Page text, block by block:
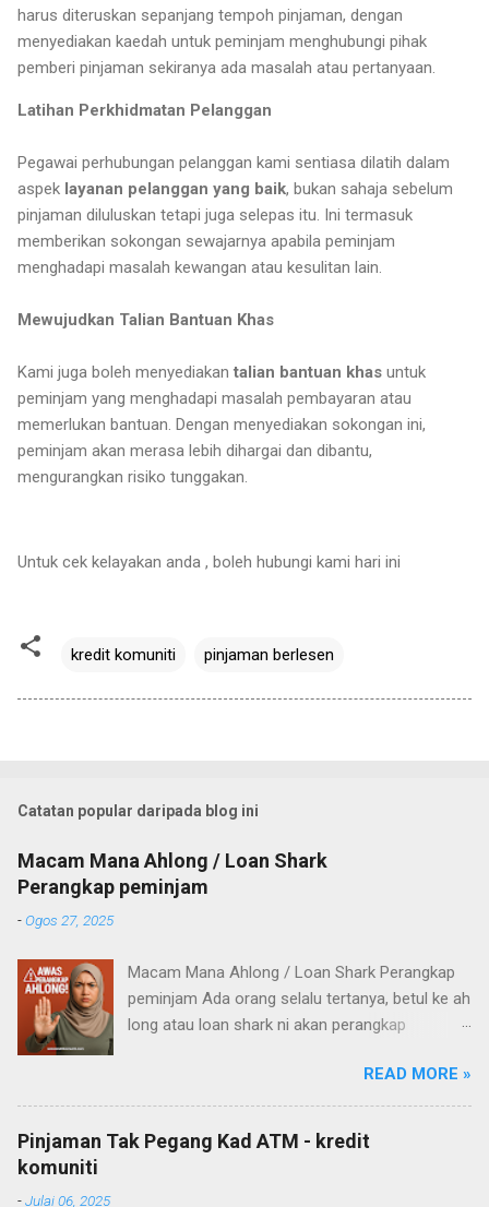
harus diteruskan sepanjang tempoh pinjaman, dengan
menyediakan kaedah untuk peminjam menghubungi pihak
pemberi pinjaman sekiranya ada masalah atau pertanyaan.
Latihan Perkhidmatan Pelanggan
Pegawai perhubungan pelanggan kami sentiasa dilatih dalam
aspek layanan pelanggan yang baik, bukan sahaja sebelum
pinjaman diluluskan tetapi juga selepas itu. Ini termasuk
memberikan sokongan sewajarnya apabila peminjam
menghadapi masalah kewangan atau kesulitan lain.
Mewujudkan Talian Bantuan Khas
Kami juga boleh menyediakan talian bantuan khas untuk
peminjam yang menghadapi masalah pembayaran atau
memerlukan bantuan. Dengan menyediakan sokongan ini,
peminjam akan merasa lebih dihargai dan dibantu,
mengurangkan risiko tunggakan.
Untuk cek kelayakan anda , boleh hubungi kami hari ini
kredit komuniti pinjaman berlesen
Catatan popular daripada blog ini
Macam Mana Ahlong / Loan Shark
Perangkap peminjam
-Ogos 27, 2025
Macam Mana Ahlong / Loan Shark Perangkap
peminjam Ada orang selalu tertanya, betul ke ah
long atau loan shark ni akan perangkap
aniaya orang yang pinjam? Untuk jawab
persoalan tu, saya cuba baca pengalaman
ramai orang di media sosial – dan akhirnya
saya sendiri buat satu “experiment” kecil.
READ MORE »
Pinjaman Tak Pegang Kad ATM - kredit
komuniti
-Julai 06, 2025